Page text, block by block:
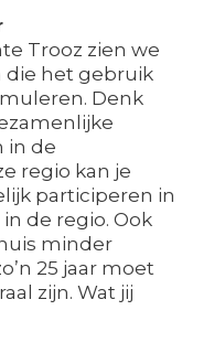
Trooz zien we
die het gebruik
Denk
in de
regio kan je
participeren in
de regio. Ook
minder
25 jaar moet
zijn. Wat jij